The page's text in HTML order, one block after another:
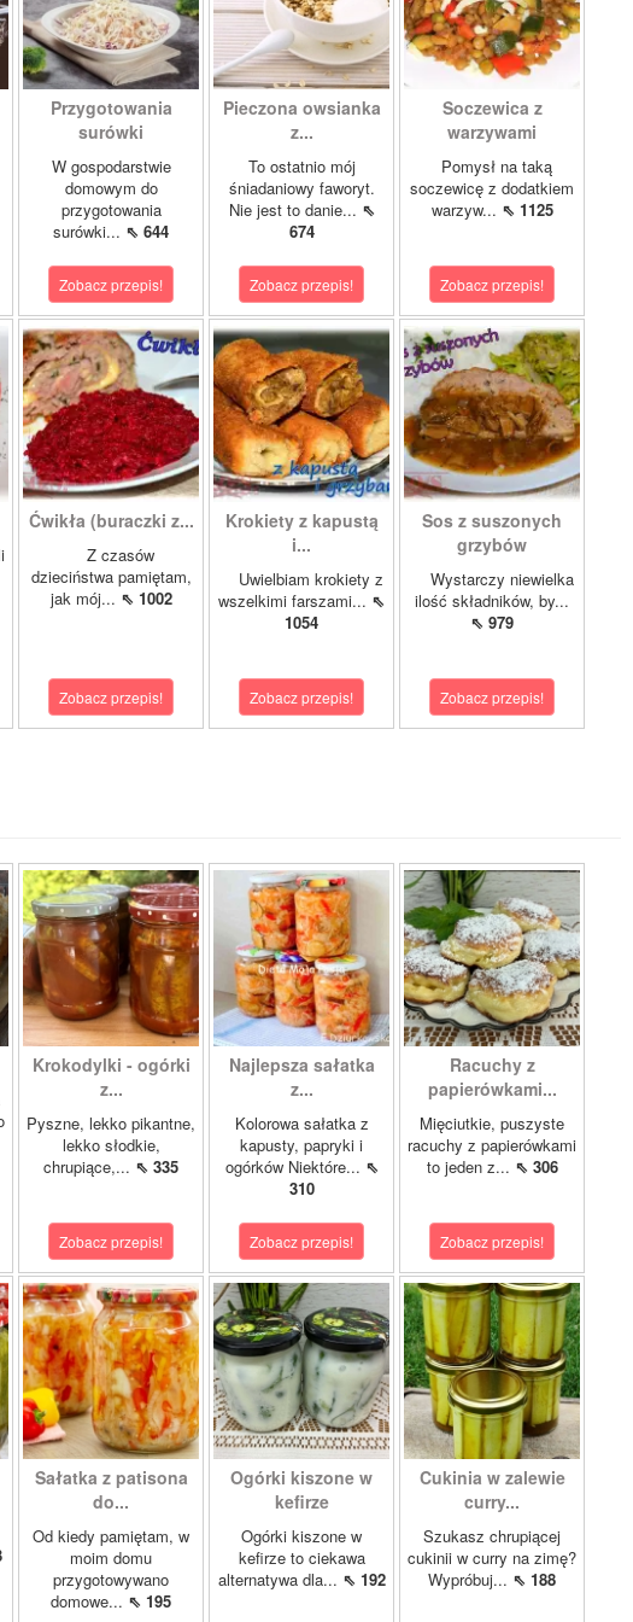
Przygotowania
surówki
W gospodarstwie
domowym do
przygotowania
surówki... ⇖ 644
Zobacz przepis!
Pieczona owsianka
z...
To ostatnio mój
śniadaniowy faworyt.
Nie jest to danie... ⇖
674
Zobacz przepis!
Soczewica z
warzywami
Pomysł na taką
soczewicę z dodatkiem
warzyw... ⇖ 1125
Zobacz przepis!
Ćwikła (buraczki z...
Z czasów
dzieciństwa pamiętam,
jak mój... ⇖ 1002
Zobacz przepis!
Krokiety z kapustą
i...
Uwielbiam krokiety z
wszelkimi farszami... ⇖
1054
Zobacz przepis!
Sos z suszonych
grzybów
Wystarczy niewielka
ilość składników, by...
⇖ 979
Zobacz przepis!
Krokodylki - ogórki
z...
Pyszne, lekko pikantne,
lekko słodkie,
chrupiące,... ⇖ 335
Zobacz przepis!
Najlepsza sałatka
z...
Kolorowa sałatka z
kapusty, papryki i
ogórków Niektóre... ⇖
310
Zobacz przepis!
Racuchy z
papierówkami...
Mięciutkie, puszyste
racuchy z papierówkami
to jeden z... ⇖ 306
Zobacz przepis!
Sałatka z patisona
do...
Od kiedy pamiętam, w
moim domu
przygotowywano
domowe... ⇖ 195
Ogórki kiszone w
kefirze
Ogórki kiszone w
kefirze to ciekawa
alternatywa dla... ⇖ 192
Cukinia w zalewie
curry...
Szukasz chrupiącej
cukinii w curry na zimę?
Wypróbuj... ⇖ 188